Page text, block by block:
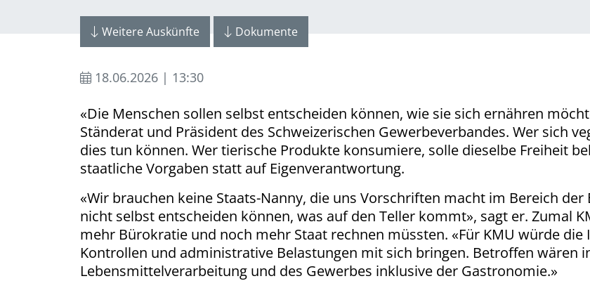
Weitere Auskünfte Dokumente
18.06.2026 | 13:30
«Die Menschen sollen selbst entscheiden können, wie sie sich ernähren
Ständerat und Präsident des Schweizerischen Gewerbeverbandes. Wer sich
dies tun können. Wer tierische Produkte konsumiere, solle dieselbe Freiheit
staatliche Vorgaben statt auf Eigenverantwortung.
«Wir brauchen keine Staats-Nanny, die uns Vorschriften macht im Bereich
nicht selbst entscheiden können, was auf den Teller kommt», sagt er. Zumal
mehr Bürokratie und noch mehr Staat rechnen müssten. «Für KMU würde
Kontrollen und administrative Belastungen mit sich bringen. Betroffen wären
Lebensmittelverarbeitung und des Gewerbes inklusive der Gastronomie.»